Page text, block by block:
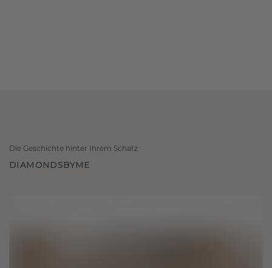
Die Geschichte hinter Ihrem Schatz
DIAMONDSBYME